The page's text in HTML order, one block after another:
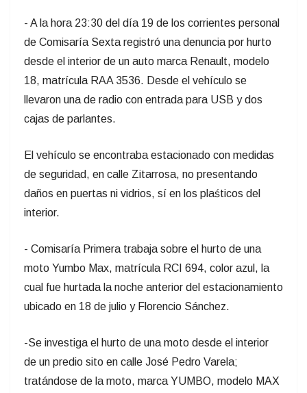
- A la hora 23:30 del día 19 de los corrientes personal
de Comisaría Sexta registró una denuncia por hurto
desde el interior de un auto marca Renault, modelo
18, matrícula RAA 3536. Desde el vehículo se
llevaron una de radio con entrada para USB y dos
cajas de parlantes.
El vehículo se encontraba estacionado con medidas
de seguridad, en calle Zitarrosa, no presentando
daños en puertas ni vidrios, sí en los plaśticos del
interior.
- Comisaría Primera trabaja sobre el hurto de una
moto Yumbo Max, matrícula RCI 694, color azul, la
cual fue hurtada la noche anterior del estacionamiento
ubicado en 18 de julio y Florencio Sánchez.
-Se investiga el hurto de una moto desde el interior
de un predio sito en calle José Pedro Varela;
tratándose de la moto, marca YUMBO, modelo MAX